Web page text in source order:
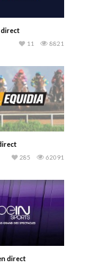
direct
8821
11
62091
285
direct